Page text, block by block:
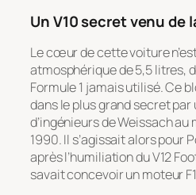
Un V10 secret venu de
Le cœur de cette voiture
atmosphérique de 5,5 litres,
Formule 1 jamais utilisé. Ce
dans le plus grand secret par
d’ingénieurs de Weissach au
1990. Il s’agissait alors pour
après l’humiliation du V12
savait concevoir un moteur